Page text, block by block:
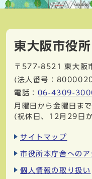
東大阪市役所
〒577-8521
東大阪
(法人番号：
電話： 06-4309-
月曜日から金曜日ま
(祝休日、12月29日
サイトマップ
市役所本庁舎へのア
個人情報の取り扱い